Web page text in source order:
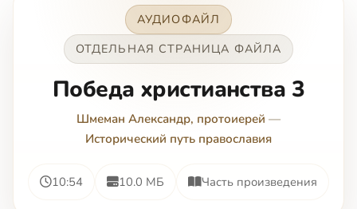
АУДИОФАЙЛ
ОТДЕЛЬНАЯ СТРАНИЦА ФАЙЛА
Победа христианства 3
Шмеман Александр, протоиерей —
Исторический путь православия
10:54 10.0 МБ Часть произведения